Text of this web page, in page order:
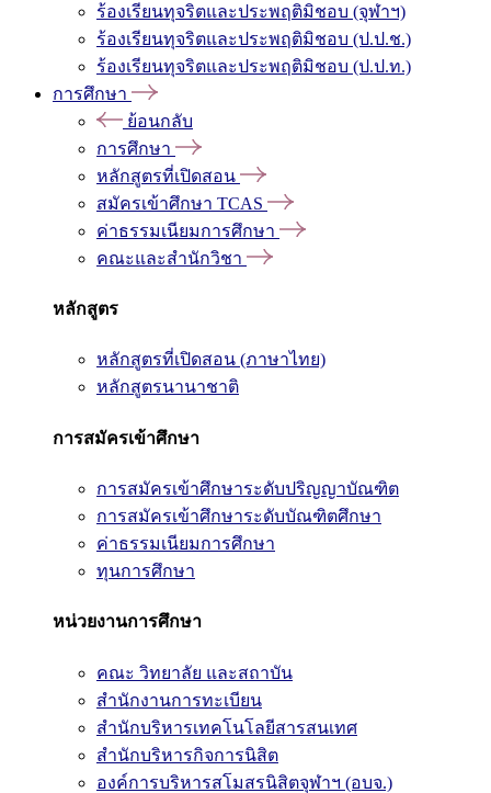
ร้องเรียนทุจริตและประพฤติมิชอบ (จุฬาฯ)
ร้องเรียนทุจริตและประพฤติมิชอบ (ป.ป.ช.)
ร้องเรียนทุจริตและประพฤติมิชอบ (ป.ป.ท.)
การศึกษา
ย้อนกลับ
การศึกษา
หลักสูตรที่เปิดสอน
สมัครเข้าศึกษา TCAS
ค่าธรรมเนียมการศึกษา
คณะและสำนักวิชา
หลักสูตร
หลักสูตรที่เปิดสอน (ภาษาไทย)
หลักสูตรนานาชาติ
การสมัครเข้าศึกษา
การสมัครเข้าศึกษาระดับปริญญาบัณฑิต
การสมัครเข้าศึกษาระดับบัณฑิตศึกษา
ค่าธรรมเนียมการศึกษา
ทุนการศึกษา
หน่วยงานการศึกษา
คณะ วิทยาลัย และสถาบัน
สำนักงานการทะเบียน
สำนักบริหารเทคโนโลยีสารสนเทศ
สำนักบริหารกิจการนิสิต
องค์การบริหารสโมสรนิสิตจุฬาฯ (อบจ.)